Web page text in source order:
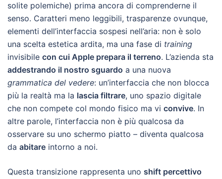
solite polemiche) prima ancora di comprenderne il
senso. Caratteri meno leggibili, trasparenze ovunque,
elementi dell’interfaccia sospesi nell’aria: non è solo
una scelta estetica ardita, ma una fase di training
invisibile con cui Apple prepara il terreno. L’azienda sta
addestrando il nostro sguardo a una nuova
grammatica del vedere: un’interfaccia che non blocca
più la realtà ma la lascia filtrare, uno spazio digitale
che non compete col mondo fisico ma vi convive. In
altre parole, l’interfaccia non è più qualcosa da
osservare su uno schermo piatto – diventa qualcosa
da abitare intorno a noi.
Questa transizione rappresenta uno shift percettivo